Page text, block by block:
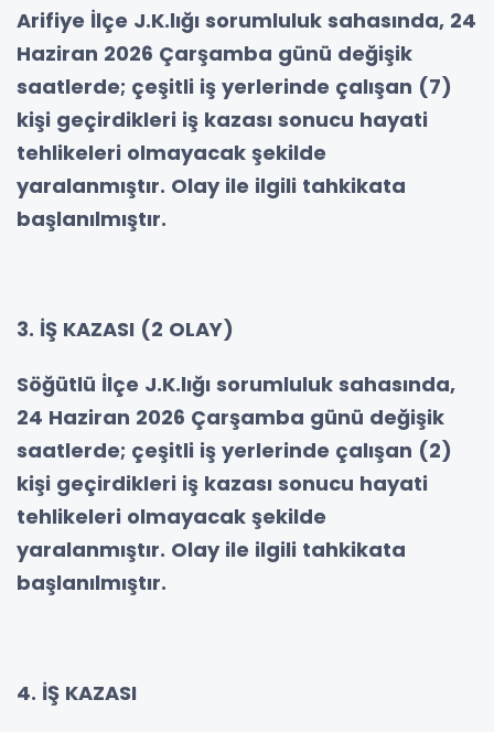
Arifiye İlçe J.K.lığı sorumluluk sahasında, 24
Haziran 2026 Çarşamba günü değişik
saatlerde; çeşitli iş yerlerinde çalışan (7)
kişi geçirdikleri iş kazası sonucu hayati
tehlikeleri olmayacak şekilde
yaralanmıştır. Olay ile ilgili tahkikata
başlanılmıştır.
3. İŞ KAZASI (2 OLAY)
Söğütlü İlçe J.K.lığı sorumluluk sahasında,
24 Haziran 2026 Çarşamba günü değişik
saatlerde; çeşitli iş yerlerinde çalışan (2)
kişi geçirdikleri iş kazası sonucu hayati
tehlikeleri olmayacak şekilde
yaralanmıştır. Olay ile ilgili tahkikata
başlanılmıştır.
4. İŞ KAZASI